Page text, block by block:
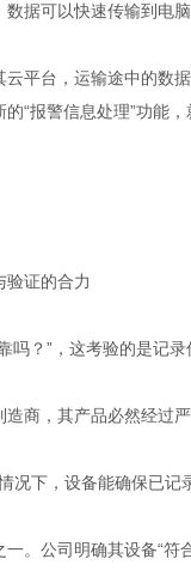
可以快速传输到电脑
台，运输途中的数据
“报警信息处理”功能
证的合力
？”，这考验的是记录
，其产品必然经过
下，设备能确保已记
公司明确其设备“符